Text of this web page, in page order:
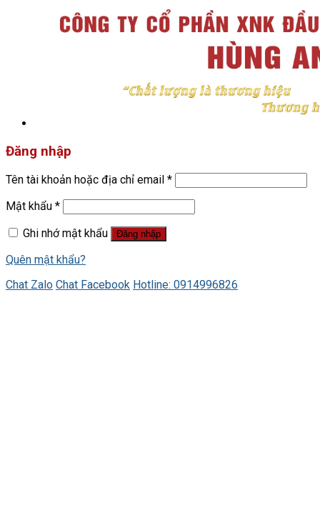
Đăng nhập
Tên tài khoản hoặc địa chỉ email *
Mật khẩu *
Ghi nhớ mật khẩu
Đăng nhập
Quên mật khẩu?
Chat Zalo Chat Facebook Hotline: 0914996826